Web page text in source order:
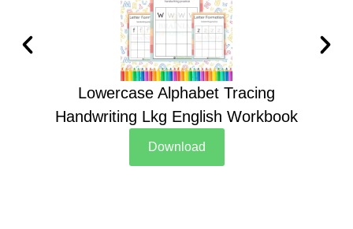
Lowercase Alphabet Tracing
Handwriting Lkg English Workbook
Download